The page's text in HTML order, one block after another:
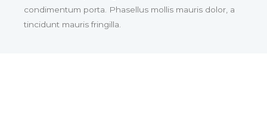
condimentum porta. Phasellus mollis mauris dolor, a
tincidunt mauris fringilla.